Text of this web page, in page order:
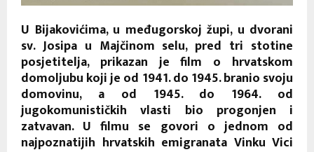
U Bijakovićima, u međugorskoj župi, u dvorani
sv. Josipa u Majčinom selu, pred tri stotine
posjetitelja, prikazan je film o hrvatskom
domoljubu koji je od 1941. do 1945. branio svoju
domovinu, a od 1945. do 1964. od
jugokomunističkih vlasti bio progonjen i
zatvavan. U filmu se govori o jednom od
najpoznatijih hrvatskih emigranata Vinku Vici